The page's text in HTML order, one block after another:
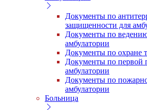
Документы по
защищенности для
Документы по
амбулатории
Документы по охране
Документы по первой
амбулатории
Документы по
амбулатории
Больница